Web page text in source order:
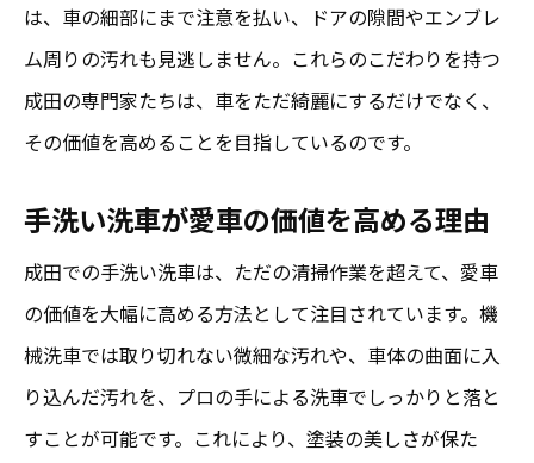
は、車の細部にまで注意を払い、ドアの隙間やエンブレ
ム周りの汚れも見逃しません。これらのこだわりを持つ
成田の専門家たちは、車をただ綺麗にするだけでなく、
その価値を高めることを目指しているのです。
手洗い洗車が愛車の価値を高める理由
成田での手洗い洗車は、ただの清掃作業を超えて、愛車
の価値を大幅に高める方法として注目されています。機
械洗車では取り切れない微細な汚れや、車体の曲面に入
り込んだ汚れを、プロの手による洗車でしっかりと落と
すことが可能です。これにより、塗装の美しさが保た